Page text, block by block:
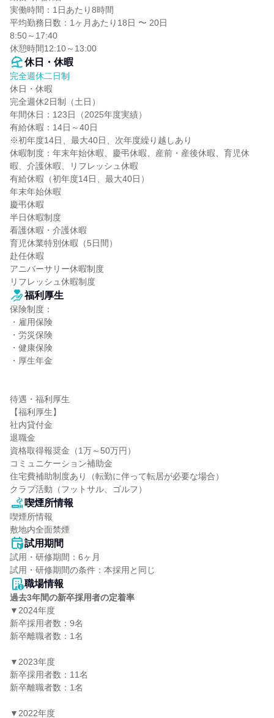
実働時間：1日あたり8時間
平均勤務日数：1ヶ月あたり18日 〜 20日
8:50～17:40
休憩時間12:10～13:00
休日・休暇
完全週休二日制
休日・休暇
完全週休2日制（土日）
年間休日：123日（2025年度実績）
有給休暇：14日～40日
※初年度14日、最大40日、次年度繰り越しあり
休暇制度：年末年始休暇、慶弔休暇、産前・産後休暇、育児休
暇、介護休暇、リフレッシュ休暇
有給休暇（初年度14日、最大40日）
年末年始休暇
慶弔休暇
半日休暇制度
看護休暇・介護休暇
育児休業特別休暇（5日間）
赴任休暇
アニバーサリー休暇制度
リフレッシュ休暇制度
福利厚生
保険制度：
・雇用保険
・労災保険
・健康保険
・厚生年金
待遇・福利厚生
【福利厚生】
社内貸付金
退職金
資格取得報奨金（1万～50万円）
コミュニケーション補助金
住宅費補助制度あり（転勤に伴って転居が必要な場合）
クラブ活動（フットサル、ゴルフ）
喫煙所情報
喫煙所情報
敷地内全面禁煙
試用期間
試用・研修期間：6ヶ月
職場情報
過去3年間の新卒採用者の定着率
▼2024年度
新卒採用者数：9名
新卒離職者数：1名
▼2023年度
新卒採用者数：11名
新卒離職者数：1名
▼2022年度